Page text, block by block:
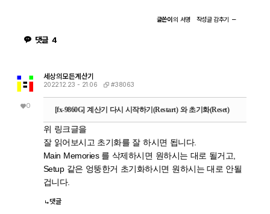
글쓴이 의 서명 작성글감추기
댓글 4
0
세상의모든계산기
2022.12.23 - 21:06 #38063
[fx-9860G] 계산기 다시 시작하기(Restart) 와 초기화(Reset)
위 링크글을
잘 읽어보시고 초기화를 잘 하시면 됩니다.
Main Memories 를 삭제하시면 원하시는 대로 될거고,
Setup 같은 엉뚱한거 초기화하시면 원하시는 대로 안될
겁니다.
댓글